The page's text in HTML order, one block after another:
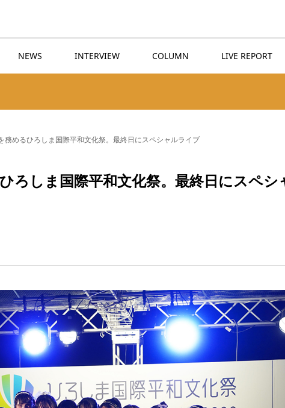
NEWS INTERVIEW COLUMN LIVE REPORT
務めるひろしま国際平和文化祭。最終日にスペシャルライブ
ろしま国際平和文化祭。最終日にスペシ